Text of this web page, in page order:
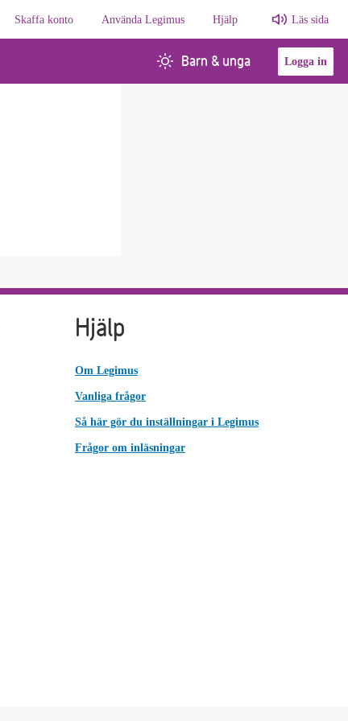
Skaffa konto Använda Legimus Hjälp Läs sida
Barn & unga Logga in
Hjälp
Om Legimus
Vanliga frågor
Så här gör du inställningar i Legimus
Frågor om inläsningar